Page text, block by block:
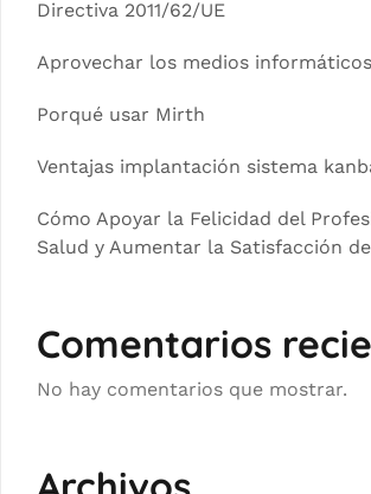
Directiva 2011/62/UE
Aprovechar los medios informáticos
Porqué usar Mirth
Ventajas implantación sistema
Cómo Apoyar la Felicidad del
Salud y Aumentar la Satisfacción
Comentarios
No hay comentarios que mostrar.